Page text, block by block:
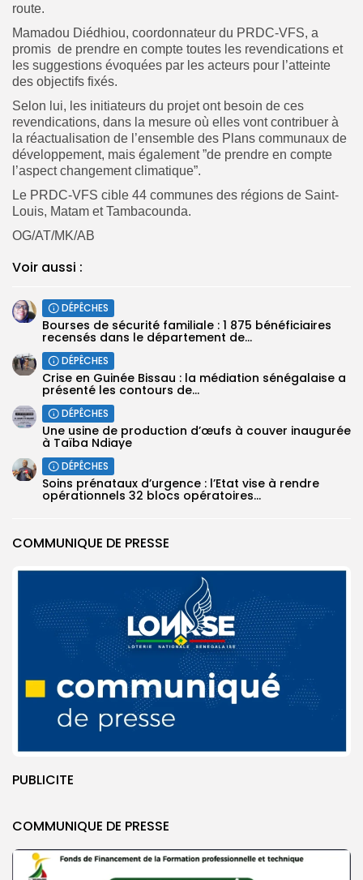
COMMUNIQUE DE PRESSE
PUBLICITE
COMMUNIQUE DE PRESSE
route.
Mamadou Diédhiou, coordonnateur du PRDC-VFS, a
promis de prendre en compte toutes les revendications et
les suggestions évoquées par les acteurs pour l’atteinte
des objectifs fixés.
Selon lui, les initiateurs du projet ont besoin de ces
revendications, dans la mesure où elles vont contribuer à
la réactualisation de l’ensemble des Plans communaux de
développement, mais également ”de prendre en compte
l’aspect changement climatique”.
Le PRDC-VFS cible 44 communes des régions de Saint-
Louis, Matam et Tambacounda.
OG/AT/MK/AB
Voir aussi :
DÉPÊCHES
Bourses de sécurité familiale : 1 875 bénéficiaires
recensés dans le département de...
DÉPÊCHES
Crise en Guinée Bissau : la médiation sénégalaise a
présenté les contours de...
DÉPÊCHES
Une usine de production d’œufs à couver inaugurée
à Taïba Ndiaye
DÉPÊCHES
Soins prénataux d’urgence : l’Etat vise à rendre
opérationnels 32 blocs opératoires...